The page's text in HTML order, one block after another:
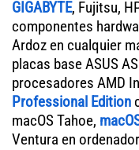
GIGABYTE, Fujitsu,
componentes
Ardoz en cualquier
placas base ASUS
procesadores AMD
Professional Edition
macOS Tahoe,
Ventura en